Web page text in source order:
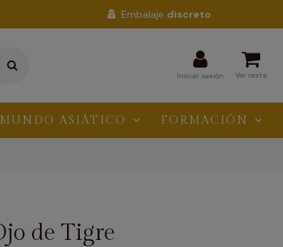
Embalaje discreto
Iniciar sesión Ver cesta
MUNDO ASIÁTICO FORMACIÓN
de Tigre